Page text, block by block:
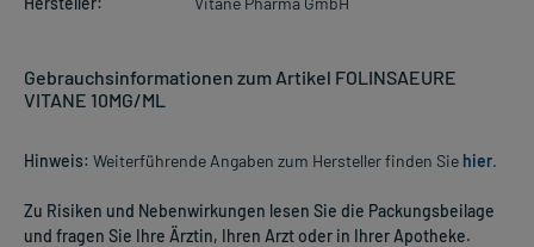
Gebrauchsinformationen zum Artikel FOLINSAEURE
VITANE 10MG/ML
Hinweis: Weiterführende Angaben zum Hersteller finden Sie hier.
Zu Risiken und Nebenwirkungen lesen Sie die Packungsbeilage
und fragen Sie Ihre Ärztin, Ihren Arzt oder in Ihrer Apotheke.